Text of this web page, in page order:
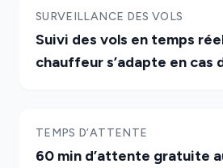
SURVEILLANCE DES VOLS
Suivi des vols en temps
chauffeur s’adapte en cas
TEMPS D’ATTENTE
60 min d’attente gratuite